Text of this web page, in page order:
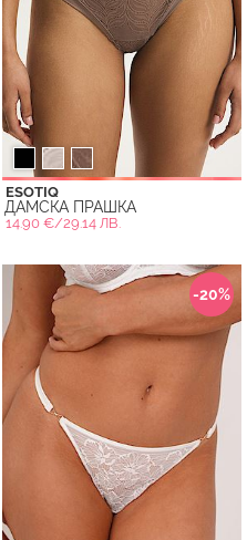
ESOTIQ
ДАМСКА ПРАШКА
14.90 €/29.14 ЛВ.
-20%